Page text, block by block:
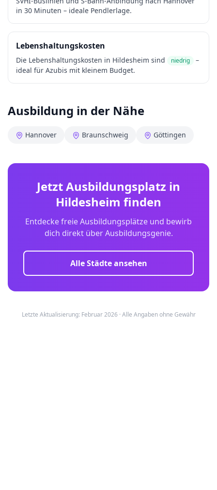
in 30 Minuten – ideale Pendlerlage.
Lebenshaltungskosten
Die Lebenshaltungskosten in Hildesheim sind niedrig
–
ideal für Azubis mit kleinem Budget.
Ausbildung in der Nähe
Hannover Braunschweig Göttingen
Jetzt Ausbildungsplatz in
Hildesheim finden
Entdecke freie Ausbildungsplätze und bewirb
dich direkt über Ausbildungsgenie.
Alle Städte ansehen
Letzte Aktualisierung: Februar 2026 · Alle Angaben ohne Gewähr